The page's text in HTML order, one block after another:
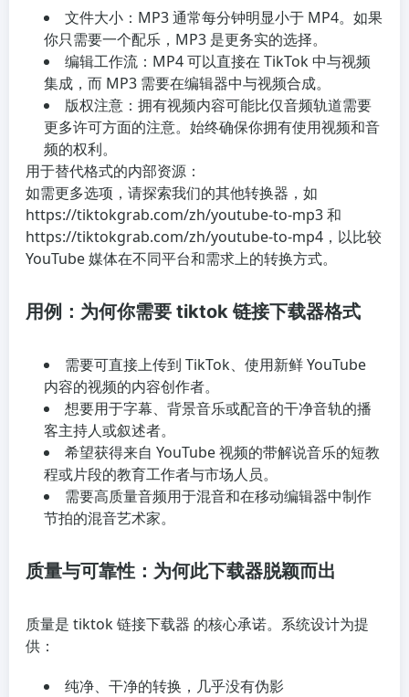
文件大小：MP3 通常每分钟明显小于 MP4。如果
你只需要一个配乐，MP3 是更务实的选择。
编辑工作流：MP4 可以直接在 TikTok 中与视频
集成，而 MP3 需要在编辑器中与视频合成。
版权注意：拥有视频内容可能比仅音频轨道需要
更多许可方面的注意。始终确保你拥有使用视频和音
频的权利。
用于替代格式的内部资源：
如需更多选项，请探索我们的其他转换器，如
https://tiktokgrab.com/zh/youtube-to-mp3 和
https://tiktokgrab.com/zh/youtube-to-mp4，以比较
YouTube 媒体在不同平台和需求上的转换方式。
用例：为何你需要 tiktok 链接下载器格式
需要可直接上传到 TikTok、使用新鲜 YouTube
内容的视频的内容创作者。
想要用于字幕、背景音乐或配音的干净音轨的播
客主持人或叙述者。
希望获得来自 YouTube 视频的带解说音乐的短教
程或片段的教育工作者与市场人员。
需要高质量音频用于混音和在移动编辑器中制作
节拍的混音艺术家。
质量与可靠性：为何此下载器脱颖而出
质量是 tiktok 链接下载器 的核心承诺。系统设计为提
供：
纯净、干净的转换，几乎没有伪影